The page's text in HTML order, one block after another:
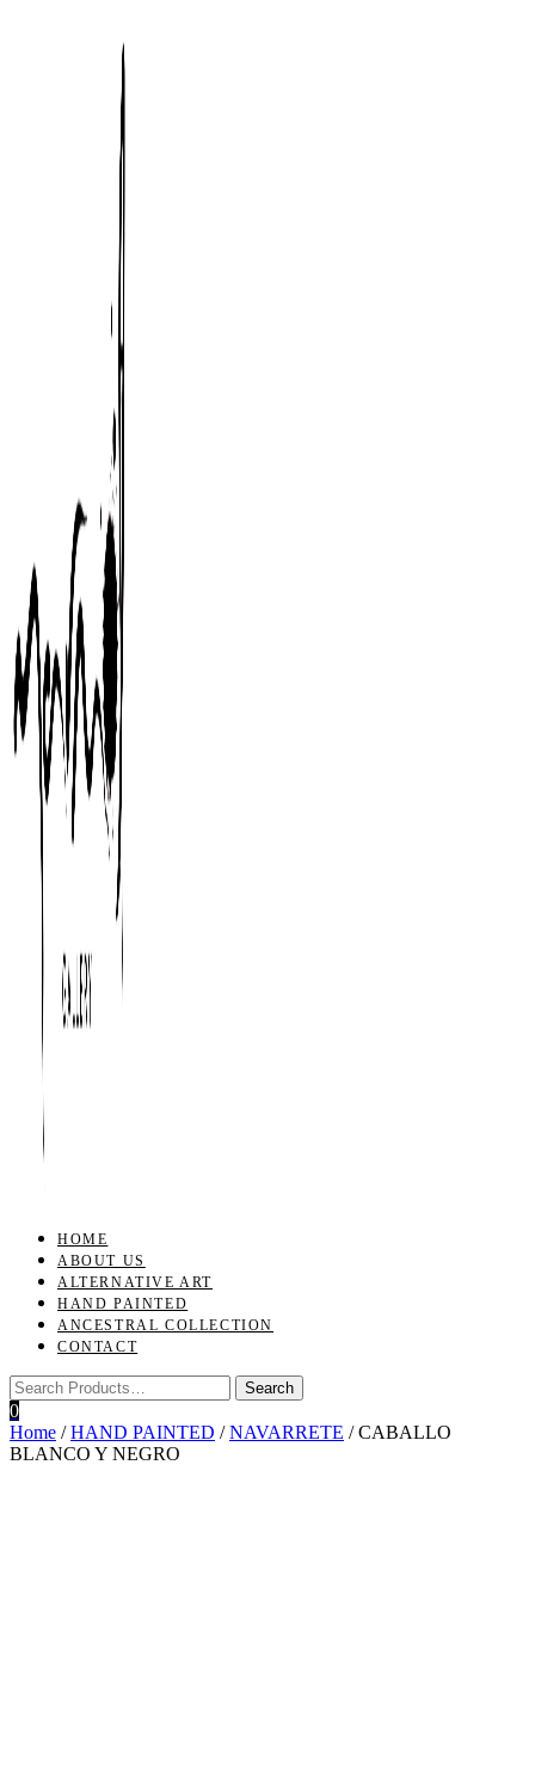
navigation
HOME
ABOUT US
ALTERNATIVE ART
HAND PAINTED
ANCESTRAL COLLECTION
CONTACT
0
Home /HAND PAINTED /NAVARRETE / CABALLO
BLANCO Y NEGRO